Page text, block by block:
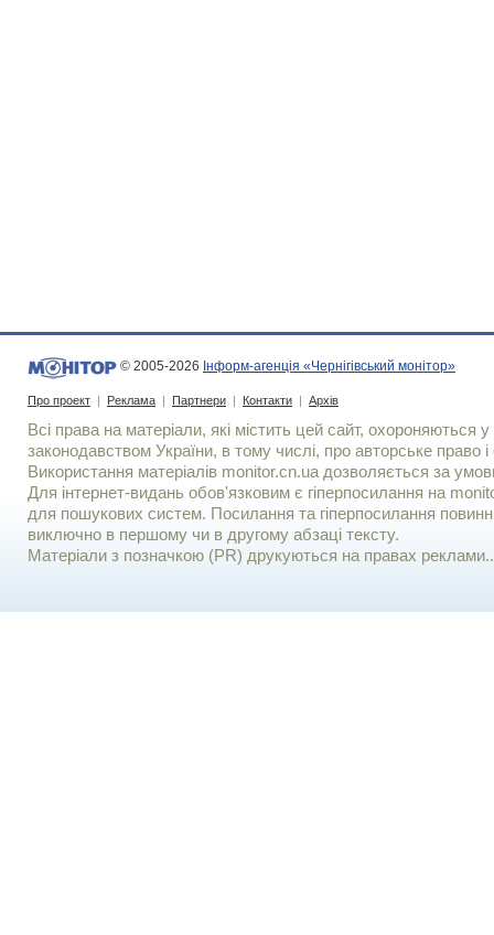
© 2005-2026 Інформ-агенція «Чернігівський монітор»
Про проект | Реклама | Партнери | Контакти | Архів
Всі права на матеріали, які містить цей сайт, охороняються у
законодавством України, в тому числі, про авторське право і
Використання матерiалiв monitor.cn.ua дозволяється за
Для iнтернет-видань обов'язковим є гiперпосилання на
для пошукових систем. Посилання та гіперпосилання
виключно в першому чи в другому абзаці тексту.
Матеріали з позначкою (PR) друкуються на правах реклами..